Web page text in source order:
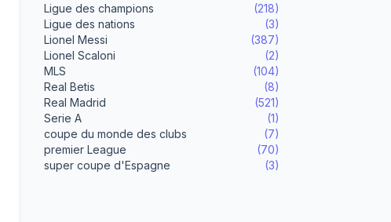
Ligue des champions
(218)
Ligue des nations
(3)
Lionel Messi
(387)
Lionel Scaloni
(2)
MLS
(104)
Real Betis
(8)
Real Madrid
(521)
Serie A
(1)
coupe du monde des clubs
(7)
premier League
(70)
super coupe d'Espagne
(3)